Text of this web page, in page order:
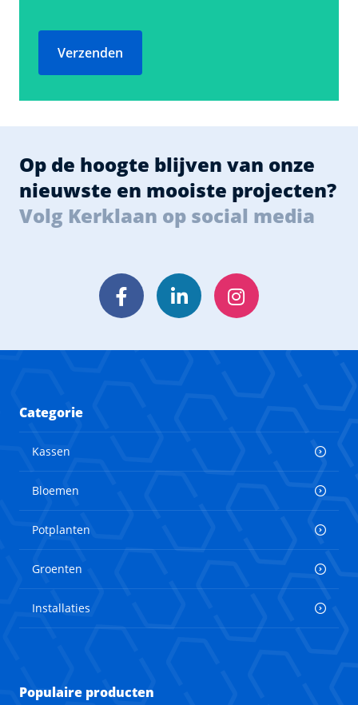
Verzenden
Op de hoogte blijven van onze
nieuwste en mooiste projecten?
Volg Kerklaan op social media
FacebookLinkedInInstagram
Categorie
Kassen
Bloemen
Potplanten
Groenten
Installaties
Populaire producten